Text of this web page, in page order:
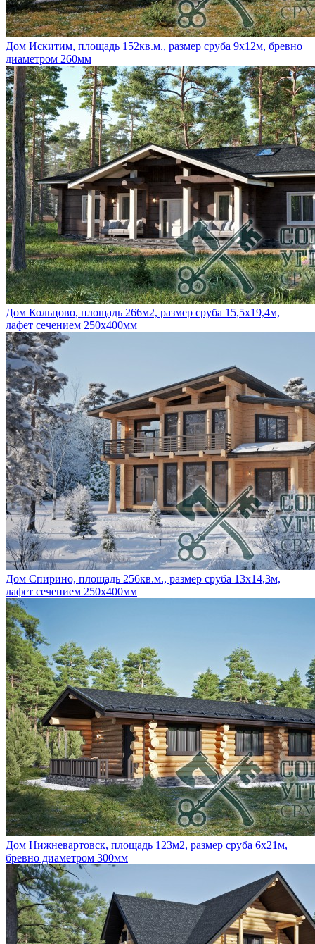
Дом Искитим, площадь 152кв.м., размер сруба 9х12м, бревно
диаметром 260мм
Дом Кольцово, площадь 266м2, размер сруба 15,5х19,4м,
лафет сечением 250х400мм
Дом Спирино, площадь 256кв.м., размер сруба 13х14,3м,
лафет сечением 250х400мм
Дом Нижневартовск, площадь 123м2, размер сруба 6х21м,
бревно диаметром 300мм